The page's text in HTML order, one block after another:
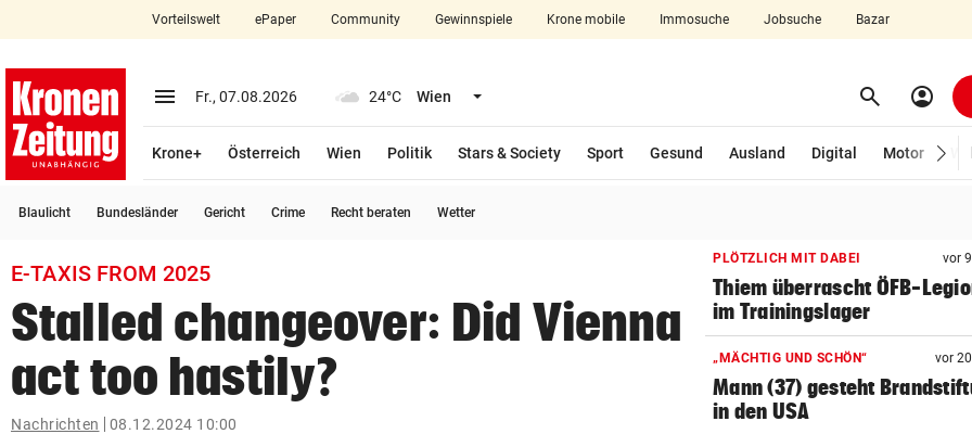
closeSchließen
account_circle Anmelden
arrow_right
search
Suchbegriff
eingeben
Vorteilswelt ePaper Community Gewinnspiele Krone mobile Immosuche Jobsuche Bazar
menu Menü aufklappen
Fr., 07.08.2026 24°C Wien Menü aufklappen search Suchen
account_circle
Krone+ Österreich Wien Politik Stars & Society Sport Gesund Ausland Digital Motor
Blaulicht Bundesländer Gericht Crime Recht beraten Wetter
E-TAXIS FROM 2025
Stalled changeover: Did Vienna
act too hastily?
Nachrichten 08.12.2024 10:00
PLÖTZLICH MIT DABEI vor
Thiem überrascht ÖFB-
im Trainingslager
„MÄCHTIG UND SCHÖN“ vor
Mann (37) gesteht
in den USA